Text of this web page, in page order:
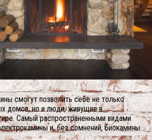
смогут позволить себе не только
домов, но и люди, живущие в
Самый распространенными видами
и, без сомнений, биокамины.